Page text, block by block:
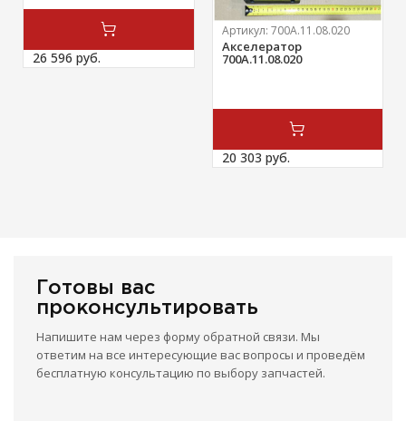
26 596 руб.
Артикул: 700А.11.08.020
Акселератор
700А.11.08.020
20 303 руб.
Готовы вас
проконсультировать
Напишите нам через форму обратной связи. Мы
ответим на все интересующие вас вопросы и проведём
бесплатную консультацию по выбору запчастей.